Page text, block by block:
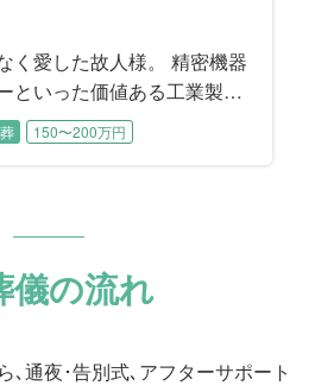
く愛した故人様。 精密機器
といった価値ある工業製品
包」する工業包装技能士と
前まで現役でお仕事を続け
に資格を取得された、まさ
ショナルでした。
150〜200万円
儀の流れ
､通夜･告別式､アフターサポート